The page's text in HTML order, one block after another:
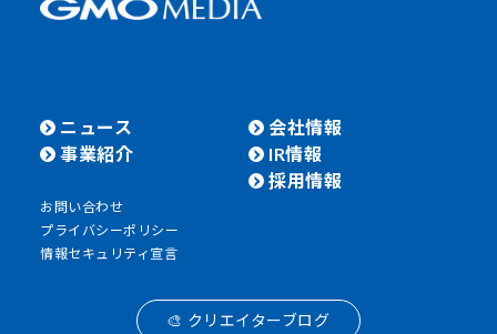
ニュース
事業紹介
会社情報
IR情報
採用情報
お問い合わせ
プライバシーポリシー
情報セキュリティ宣言
🎨 クリエイターブログ